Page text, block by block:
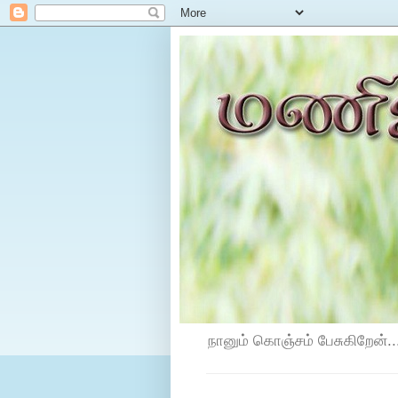
நானும் கொஞ்சம்